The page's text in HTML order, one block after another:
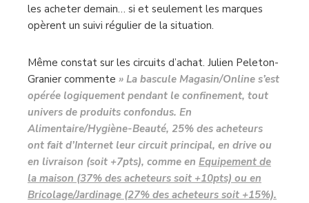
les acheter demain… si et seulement les marques
opèrent un suivi régulier de la situation.
Même constat sur les circuits d’achat. Julien Peleton-
Granier commente » La bascule Magasin/Online s’est
opérée logiquement pendant le confinement, tout
univers de produits confondus. En
Alimentaire/Hygiène-Beauté, 25% des acheteurs
ont fait d’Internet leur circuit principal, en drive ou
en livraison (soit +7pts), comme en Equipement de
la maison (37% des acheteurs soit +10pts) ou en
Bricolage/Jardinage (27% des acheteurs soit +15%).